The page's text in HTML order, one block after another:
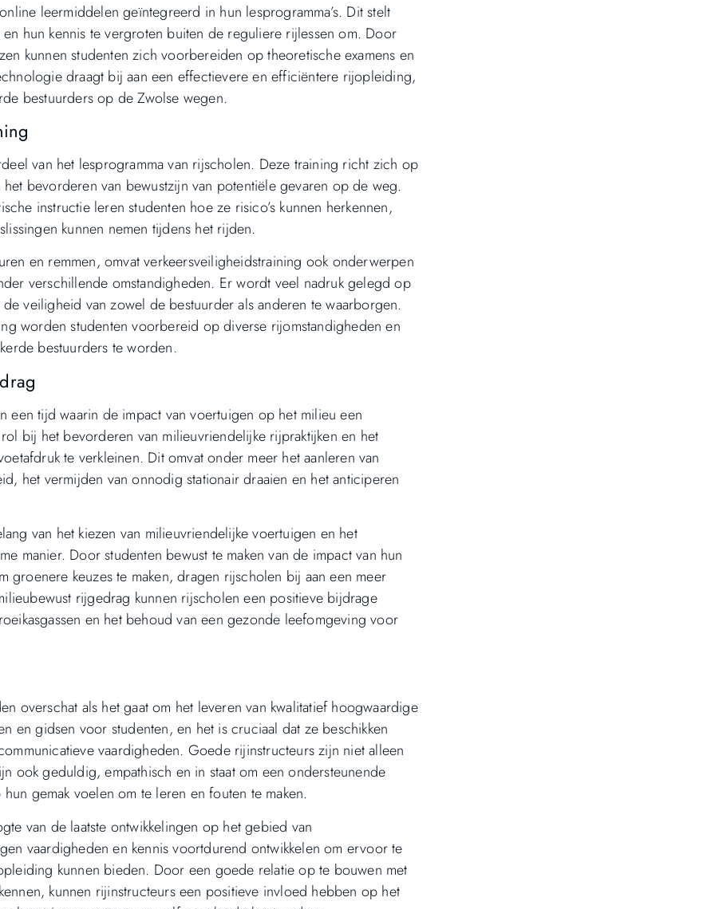
leermiddelen geïntegreerd in hun lesprogramma’s. Dit stelt
hun kennis te vergroten buiten de reguliere rijlessen om. Door
kunnen studenten zich voorbereiden op theoretische examens en
draagt bij aan een effectievere en efficiëntere rijopleiding,
bestuurders op de Zwolse wegen.
van het lesprogramma van rijscholen. Deze training richt zich op
bevorderen van bewustzijn van potentiële gevaren op de weg.
instructie leren studenten hoe ze risico’s kunnen herkennen,
kunnen nemen tijdens het rijden.
en remmen, omvat verkeersveiligheidstraining ook onderwerpen
verschillende omstandigheden. Er wordt veel nadruk gelegd op
veiligheid van zowel de bestuurder als anderen te waarborgen.
worden studenten voorbereid op diverse rijomstandigheden en
bestuurders te worden.
tijd waarin de impact van voertuigen op het milieu een
bij het bevorderen van milieuvriendelijke rijpraktijken en het
te verkleinen. Dit omvat onder meer het aanleren van
het vermijden van onnodig stationair draaien en het anticiperen
van het kiezen van milieuvriendelijke voertuigen en het
manier. Door studenten bewust te maken van de impact van hun
keuzes te maken, dragen rijscholen bij aan een meer
rijgedrag kunnen rijscholen een positieve bijdrage
en het behoud van een gezonde leefomgeving voor
overschat als het gaat om het leveren van kwalitatief hoogwaardige
en gidsen voor studenten, en het is cruciaal dat ze beschikken
vaardigheden. Goede rijinstructeurs zijn niet alleen
ook geduldig, empathisch en in staat om een ondersteunende
gemak voelen om te leren en fouten te maken.
van de laatste ontwikkelingen op het gebied van
vaardigheden en kennis voortdurend ontwikkelen om ervoor te
kunnen bieden. Door een goede relatie op te bouwen met
kunnen rijinstructeurs een positieve invloed hebben op het